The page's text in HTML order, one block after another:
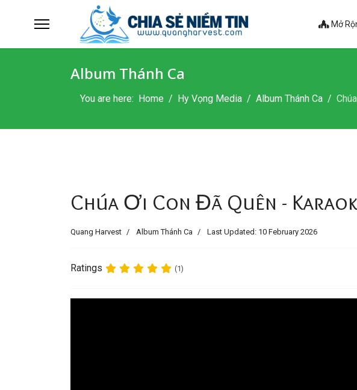
Mở
Album Thánh Ca
You are here: Home Hy Vọng Media Album Thánh Ca
Chúa Ơi Con Đã Quên -
Quang Harvest Album Thánh Ca Last Updated: 10 February 2026
Ratings (1)